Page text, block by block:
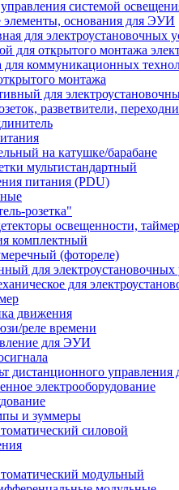
системой
элементы, основания для ЭУИ
для электроустановочных
для открытого монтажа
для коммуникационных
монтажа
для
разветвители,
на катушке/барабане
мультистандартный
питания (PDU)
розетка"
освещенности,
комплектный
(фотореле)
для электроустановочных
для
движения
реле времени
для ЭУИ
дистанционного управления
электрооборудование
и зуммеры
силовой
модульный